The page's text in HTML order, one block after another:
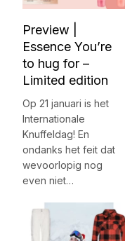
Preview |
Essence You’re
to hug for –
Limited edition
Op 21 januari is het
Internationale
Knuffeldag! En
ondanks het feit dat
wevoorlopig nog
even niet…